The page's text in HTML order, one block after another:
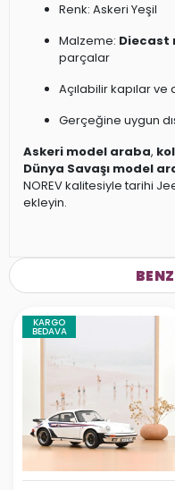
Renk: Askeri Yeşil
Malzeme: Diecast
parçalar
Açılabilir kapılar ve
Gerçeğine uygun
Askeri model araba,
Dünya Savaşı model
NOREV kalitesiyle tarihi
ekleyin.
KARGO
BEDAVA